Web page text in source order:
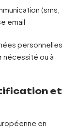
(sms,
email
personnelles
nécessité ou à
et
en